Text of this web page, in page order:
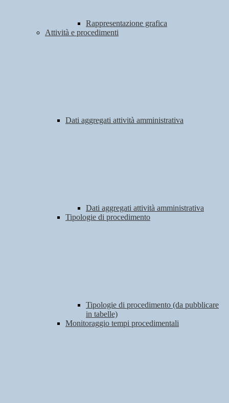
Rappresentazione grafica
Attività e procedimenti
Dati aggregati attività amministrativa
Dati aggregati attività amministrativa
Tipologie di procedimento
Tipologie di procedimento (da pubblicare
in tabelle)
Monitoraggio tempi procedimentali